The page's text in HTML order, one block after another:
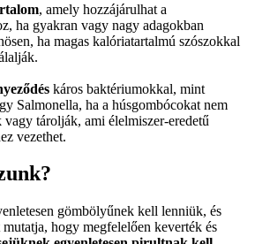
, amely hozzájárulhat a
ha gyakran vagy nagy adagokban
ha magas kalóriatartalmú szószokkal
káros baktériumokkal, mint
Salmonella, ha a húsgombócokat nem
tárolják, ami élelmiszer-eredetű
vezethet.
gömbölyűnek kell lenniük, és
hogy megfelelően keverték és